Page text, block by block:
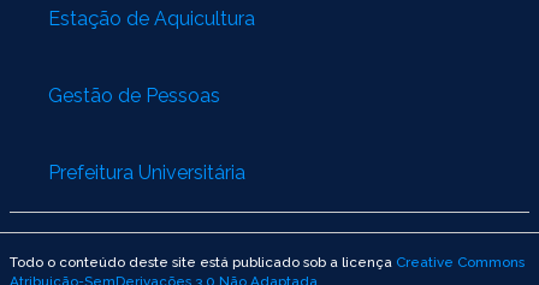
Estação de Aquicultura
Gestão de Pessoas
Prefeitura Universitária
Todo o conteúdo deste site está publicado sob a licença Creative Commons
Atribuição-SemDerivações 3.0 Não Adaptada